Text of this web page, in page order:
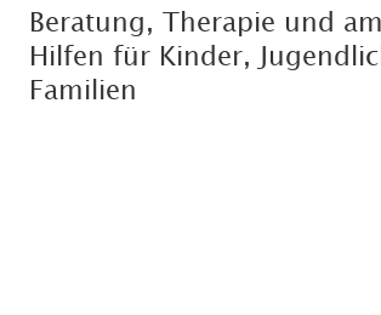
Beratung, Therapie und
Hilfen für Kinder,
Familien